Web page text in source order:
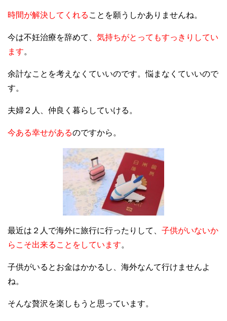
時間が解決してくれる ことを願うしかありませんね。
今は不妊治療を辞めて、 気持ちがとってもすっきりしてい
ます。
余計なことを考えなくていいのです。悩まなくていいので
す。
夫婦２人、仲良く暮らしていける。
今ある幸せがあるのですから。
最近は２人で海外に旅行に行ったりして、 子供がいないか
らこそ出来ることをしています。
子供がいるとお金はかかるし、海外なんて行けませんよ
ね。
そんな贅沢を楽しもうと思っています。